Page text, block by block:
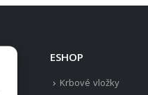
ESHOP
Krbové vložky